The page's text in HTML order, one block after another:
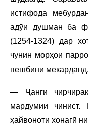
истифода
адӯи душман ба
(1254-1324) дар
чунин морҳои
пешбинӣ мекарданд.
— Ҷанги
мардумии чинист.
ҳайвоноти хонагӣ